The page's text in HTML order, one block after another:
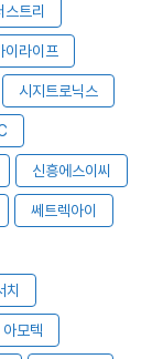
스트리
이라이프
시지트로닉스
신흥에스이씨
쎄트렉아이
치
아모텍